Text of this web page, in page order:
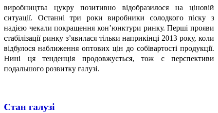
виробництва цукру позитивно відобразилося на ціновій
ситуації. Останні три роки виробники солодкого піску з
надією чекали покращення кон’юнктури ринку. Перші прояви
стабілізації ринку з’явилася тільки наприкінці 2013 року, коли
відбулося наближення оптових цін до собівартості продукції.
Нині ця тенденція продовжується, тож є перспективи
подальшого розвитку галузі.
Стан галузі